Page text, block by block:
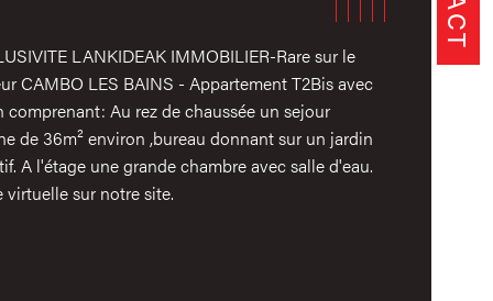
LANKIDEAK IMMOBILIER-Rare sur le
CAMBO LES BAINS - Appartement T2Bis avec
comprenant: Au rez de chaussée un sejour
de 36m² environ ,bureau donnant sur un jardin
A l'étage une grande chambre avec salle d'eau.
virtuelle sur notre site.